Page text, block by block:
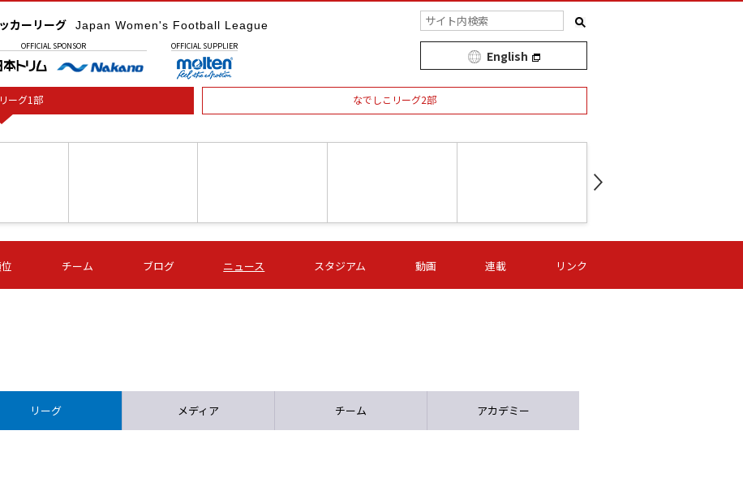
カーリーグ Japan Women's Football League
OFFICIAL SPONSOR OFFICIAL SUPPLIER
English
ーグ1部 なでしこリーグ2部
(土) 15:00
の星
-
第16節 09/05 (土) 16:00
ＡＧＦ
-
いちご
-
第16節 09/06 (日) 15:00
-
第16節 09/06 (日) 15:00
- -
チーム ブログ ニュース スタジアム 動画 連載 リンク
リーグ メディア チーム アカデミー